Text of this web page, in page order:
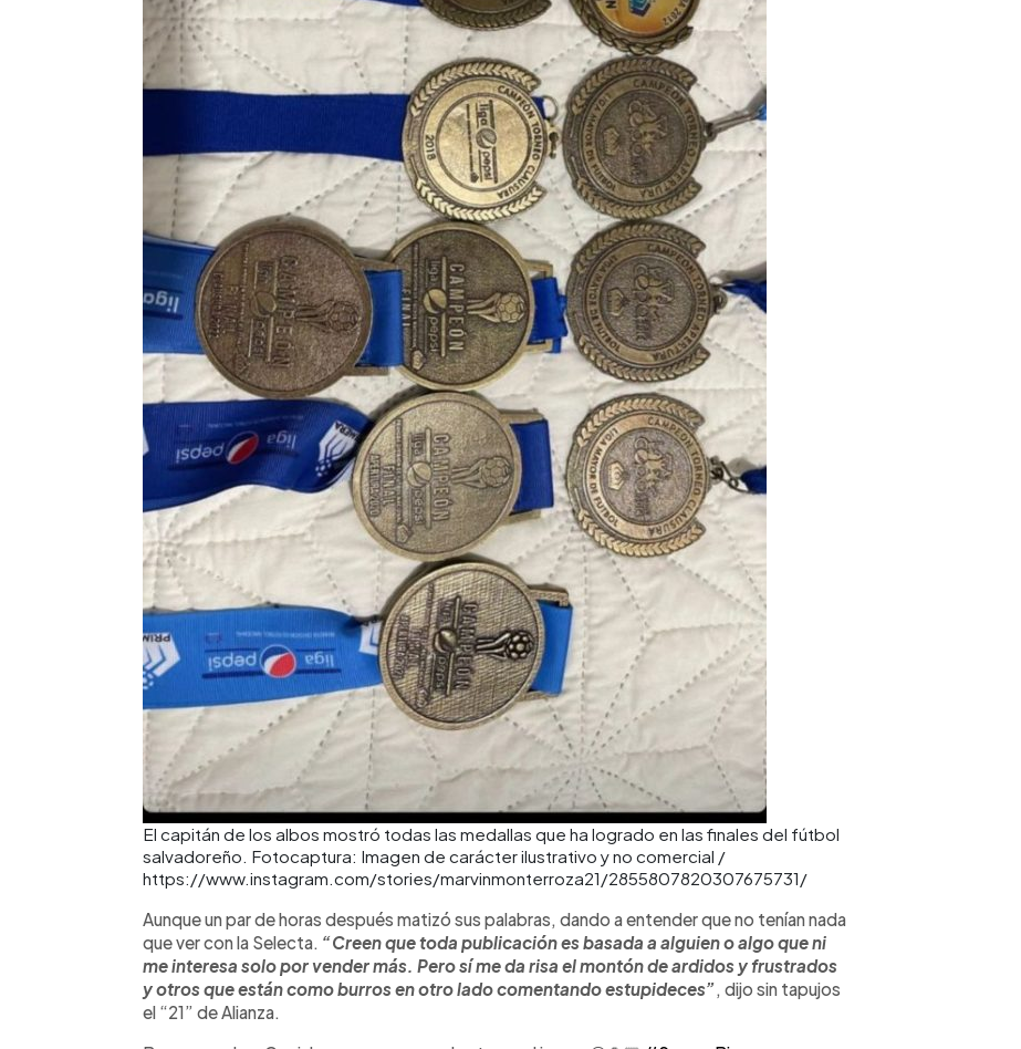
El capitán de los albos mostró todas las medallas que ha logrado en las finales del fútbol
salvadoreño. Fotocaptura: Imagen de carácter ilustrativo y no comercial /
https://www.instagram.com/stories/marvinmonterroza21/2855807820307675731/
Aunque un par de horas después matizó sus palabras, dando a entender que no tenían nada
que ver con la Selecta. “Creen que toda publicación es basada a alguien o algo que ni
me interesa solo por vender más. Pero sí me da risa el montón de ardidos y frustrados
y otros que están como burros en otro lado comentando estupideces” , dijo sin tapujos
el “21” de Alianza.